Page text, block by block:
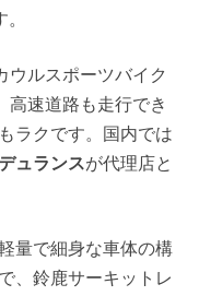
ウルスポーツバイク
高速道路も走行でき
ラクです。国内では
ュランスが代理店と
量で細身な車体の構
、鈴鹿サーキットレ